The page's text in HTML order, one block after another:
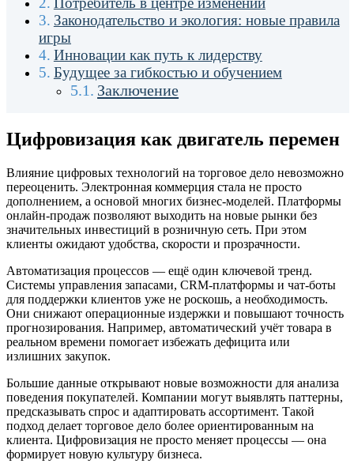
Законодательство и экология: новые правила
игры
Инновации как путь к лидерству
Будущее за гибкостью и обучением
Заключение
Цифровизация как двигатель перемен
Влияние цифровых технологий на торговое дело невозможно
переоценить. Электронная коммерция стала не просто
дополнением, а основой многих бизнес-моделей. Платформы
онлайн-продаж позволяют выходить на новые рынки без
значительных инвестиций в розничную сеть. При этом
клиенты ожидают удобства, скорости и прозрачности.
Автоматизация процессов — ещё один ключевой тренд.
Системы управления запасами, CRM-платформы и чат-боты
для поддержки клиентов уже не роскошь, а необходимость.
Они снижают операционные издержки и повышают точность
прогнозирования. Например, автоматический учёт товара в
реальном времени помогает избежать дефицита или
излишних закупок.
Большие данные открывают новые возможности для анализа
поведения покупателей. Компании могут выявлять паттерны,
предсказывать спрос и адаптировать ассортимент. Такой
подход делает торговое дело более ориентированным на
клиента. Цифровизация не просто меняет процессы — она
формирует новую культуру бизнеса.